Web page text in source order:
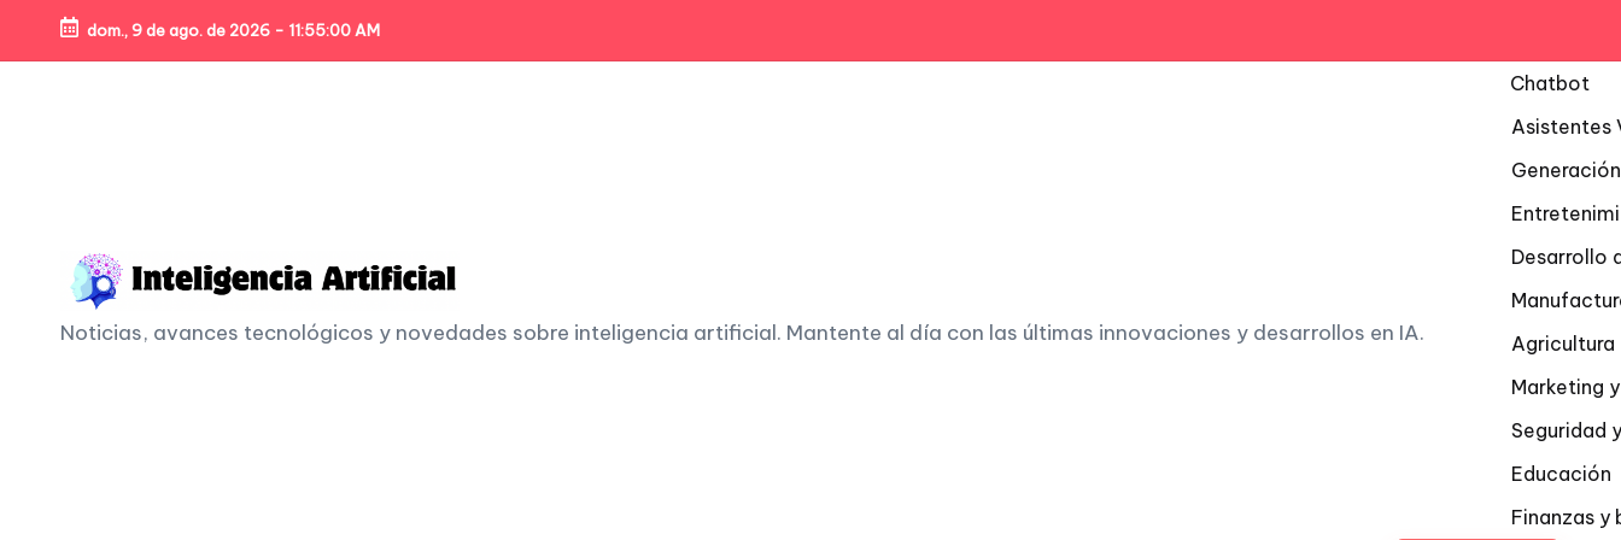
Skip
dom., 9 de ago. de 2026 - 11:55:01 AM
I
Noticias, avances tecnológicos y novedades sobre inteligencia artificial. Mantente al día con las últimas innovaciones y desarrollos en IA.
Chatbot
Asistentes
Desarrollo
Agricultura
Marketing
Seguridad
Educación
Finanzas y